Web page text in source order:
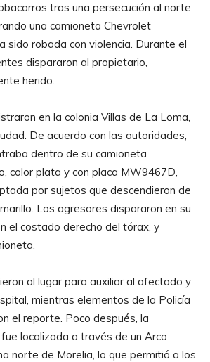
tras una persecución al norte
una camioneta Chevrolet
sido robada con violencia. Durante el
dispararon al propietario,
herido.
en la colonia Villas de La Loma,
De acuerdo con las autoridades,
dentro de su camioneta
color plata y con placa MW9467D,
por sujetos que descendieron de
Los agresores dispararon en su
el costado derecho del tórax, y
al lugar para auxiliar al afectado y
mientras elementos de la Policía
el reporte. Poco después, la
localizada a través de un Arco
norte de Morelia, lo que permitió a los